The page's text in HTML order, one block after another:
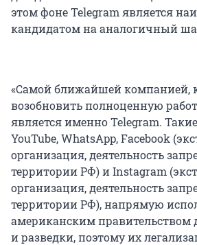
этом фоне Telegram является
кандидатом на аналогичный
«Самой ближайшей компанией,
возобновить полноценную
является именно Telegram.
YouTube, WhatsApp, Facebook
организация, деятельность
территории РФ) и Instagram
организация, деятельность
территории РФ), напрямую
американским правительством
и разведки, поэтому их